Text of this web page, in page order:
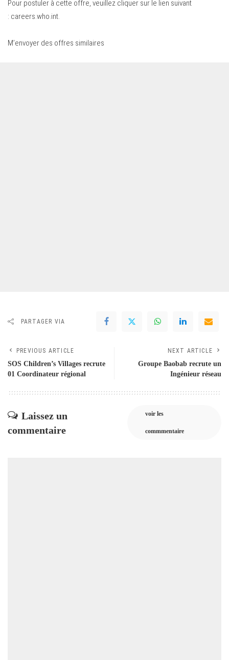
Pour postuler à cette offre, veuillez cliquer sur le lien suivant
: careers.who.int.
M’envoyer des offres similaires
PARTAGER VIA
PREVIOUS ARTICLE
SOS Children’s Villages recrute
01 Coordinateur régional
NEXT ARTICLE
Groupe Baobab recrute un
Ingénieur réseau
Laissez un
commentaire
voir les
commmentaire